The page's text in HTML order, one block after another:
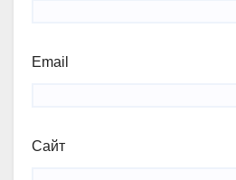
Email
Сайт